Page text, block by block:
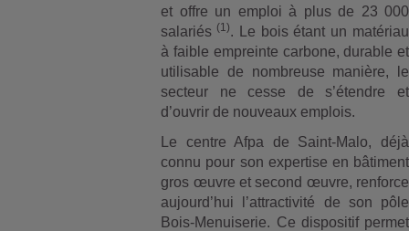
et offre un emploi à plus de 23 000
salariés (1). Le bois étant un matériau
à faible empreinte carbone, durable et
utilisable de nombreuse manière, le
secteur ne cesse de s’étendre et
d’ouvrir de nouveaux emplois.
Le centre Afpa de Saint-Malo, déjà
connu pour son expertise en bâtiment
gros œuvre et second œuvre, renforce
aujourd’hui l’attractivité de son pôle
Bois-Menuiserie. Ce dispositif permet